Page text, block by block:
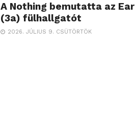
A Nothing bemutatta az Ear
(3a) fülhallgatót
2026. JÚLIUS 9. CSÜTÖRTÖK